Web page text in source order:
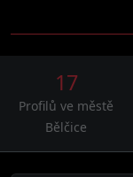
17
Profilů ve městě
Bělčice